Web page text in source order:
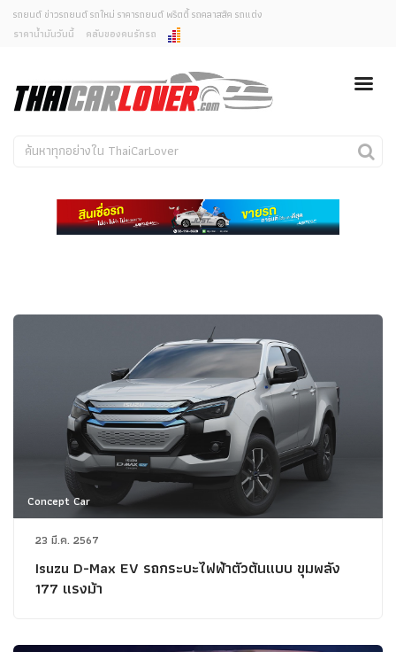
ยกเลิกการแจ้งเตือน
คุณต้องการยกเลิกการแจ้งเตือนข่าวสารเมื่อมีการอัพเดต
ใช่หรือไม่?
ไม่
รถยนต์ ข่าวรถยนต์ รถใหม่ ราคารถยนต์ พริตตี้ รถคลาสสิค รถแต่ง
ราคาน้ำมันวันนี้
คลับของคนรักรถ
รถใหม่
คนรักรถ
งานแสดงรถ
Concept Car
23 มี.ค. 2567
Isuzu D-Max EV รถกระบะไฟฟ้าตัวต้นแบบ ขุมพลัง
177 แรงม้า